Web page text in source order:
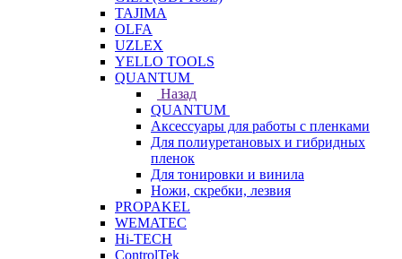
TAJIMA
OLFA
UZLEX
YELLO TOOLS
QUANTUM
Назад
QUANTUM
Аксессуары для работы с пленками
Для полиуретановых и гибридных
пленок
Для тонировки и винила
Ножи, скребки, лезвия
PROPAKEL
WEMATEC
Hi-TECH
ControlTek